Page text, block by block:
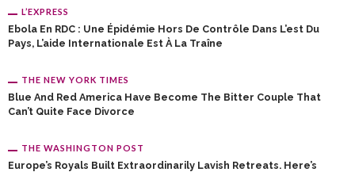
L’EXPRESS
Ebola En RDC : Une Épidémie Hors De Contrôle Dans L’est Du
Pays, L’aide Internationale Est À La Traîne
THE NEW YORK TIMES
Blue And Red America Have Become The Bitter Couple That
Can’t Quite Face Divorce
THE WASHINGTON POST
Europe’s Royals Built Extraordinarily Lavish Retreats. Here’s